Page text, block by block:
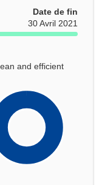
Date de fin
30 Avril 2021
and efficient